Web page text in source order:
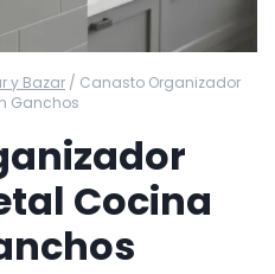
y Bazar / Canasto Organizador
Ganchos
Cocina